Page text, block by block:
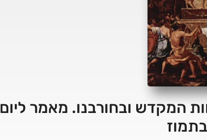
המקדש ובחורבנו. מאמר ליום
בתמוז